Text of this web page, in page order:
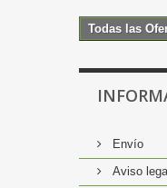
Todas las
Envío
Aviso